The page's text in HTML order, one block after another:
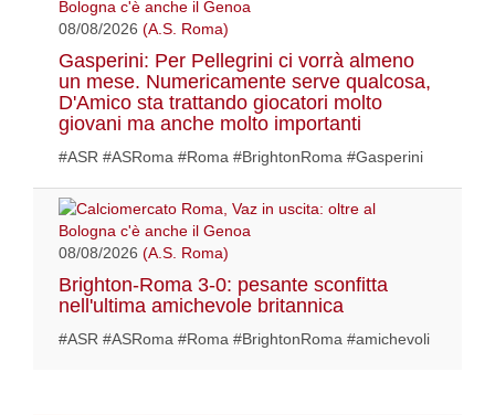
08/08/2026 (A.S. Roma)
Gasperini: Per Pellegrini ci vorrà almeno
un mese. Numericamente serve qualcosa,
D'Amico sta trattando giocatori molto
giovani ma anche molto importanti
#ASR #ASRoma #Roma #BrightonRoma #Gasperini
08/08/2026 (A.S. Roma)
Brighton-Roma 3-0: pesante sconfitta
nell'ultima amichevole britannica
#ASR #ASRoma #Roma #BrightonRoma #amichevoli